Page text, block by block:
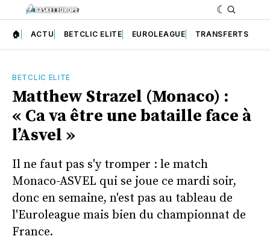
🏠 ACTU BETCLIC ELITE EUROLEAGUE TRANSFERTS
BETCLIC ELITE
Matthew Strazel (Monaco) :
« Ca va être une bataille face à
l’Asvel »
Il ne faut pas s'y tromper : le match
Monaco-ASVEL qui se joue ce mardi soir,
donc en semaine, n'est pas au tableau de
l'Euroleague mais bien du championnat de
France.